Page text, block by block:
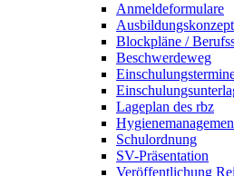
Anmeldeformulare
Blockpläne /
Beschwerdeweg
Lageplan des rbz
Schulordnung
SV-Präsentation
Veröffentlichung